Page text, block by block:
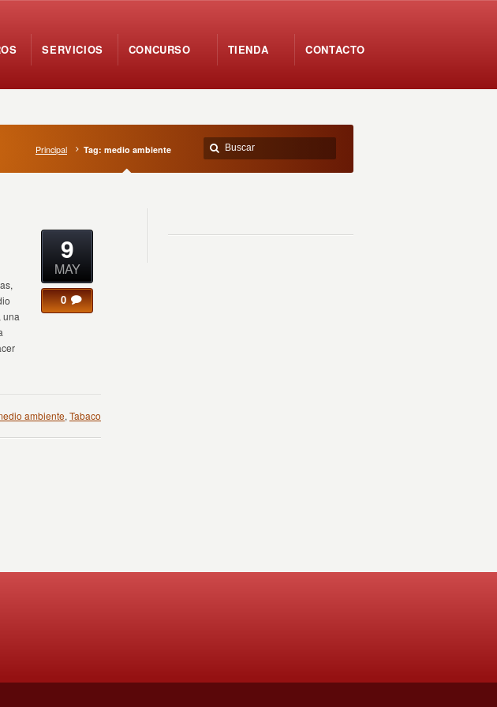
SERVICIOS CONCURSO TIENDA CONTACTO
Principal Tag: medio ambiente
una
9
MAY
0
ambiente, Tabaco